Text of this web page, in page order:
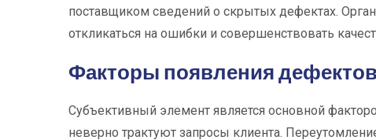
поставщиком сведений о скрытых дефектах.
откликаться на ошибки и совершенствовать
Факторы появления дефектов
Субъективный элемент является основной
неверно трактуют запросы клиента.